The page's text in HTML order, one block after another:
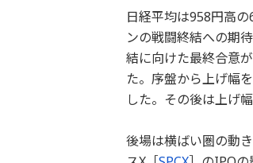
日経平均は958円高
ンの戦闘終結への期
結に向けた最終合意
た。序盤から上げ幅
した。その後は上げ
後場は横ばい圏の動